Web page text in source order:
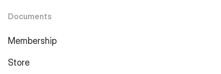
Documents
Membership
Store